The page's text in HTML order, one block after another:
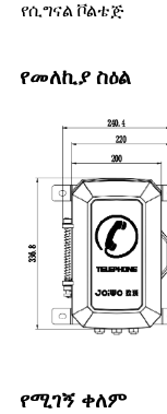
የሲግናል ቮልቴጅ
የመለኪያ ስዕል
የሚገኝ ቀለም